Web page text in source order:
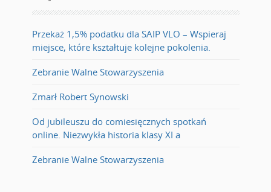
Przekaż 1,5% podatku dla SAIP VLO – Wspieraj
miejsce, które kształtuje kolejne pokolenia.
Zebranie Walne Stowarzyszenia
Zmarł Robert Synowski
Od jubileuszu do comiesięcznych spotkań
online. Niezwykła historia klasy XI a
Zebranie Walne Stowarzyszenia